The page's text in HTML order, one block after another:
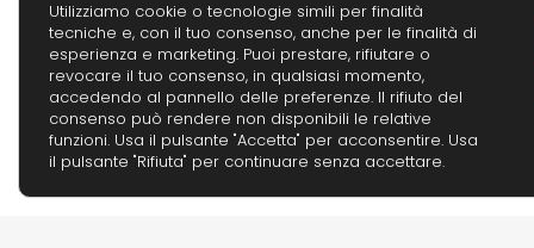
Utilizziamo cookie o tecnologie simili per finalità
tecniche e, con il tuo consenso, anche per le finalità di
esperienza e marketing. Puoi prestare, rifiutare o
revocare il tuo consenso, in qualsiasi momento,
accedendo al pannello delle preferenze. Il rifiuto del
consenso può rendere non disponibili le relative
funzioni. Usa il pulsante "Accetta" per acconsentire. Usa
il pulsante "Rifiuta" per continuare senza accettare.